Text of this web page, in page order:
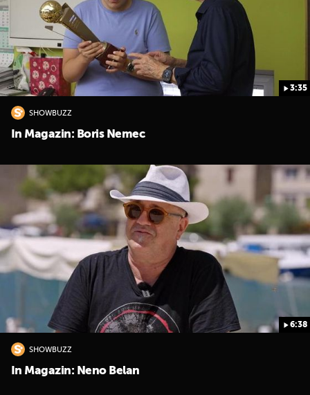
3:35
SHOWBUZZ
In Magazin: Boris Nemec
6:38
SHOWBUZZ
In Magazin: Neno Belan